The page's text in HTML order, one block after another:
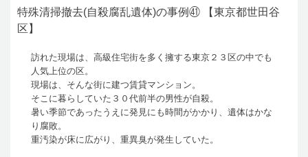
特殊清掃撤去(自殺腐乱遺体)の事例㊶ 【東京都世田谷
区】
訪れた現場は、高級住宅街を多く擁する東京２３区の中でも
人気上位の区。
現場は、そんな街に建つ賃貸マンション。
そこに暮らしていた３０代前半の男性が自殺。
暑い季節であったうえに発見にも時間がかかり、遺体はかな
り腐敗。
重汚染が床に広がり、重異臭が発生していた。